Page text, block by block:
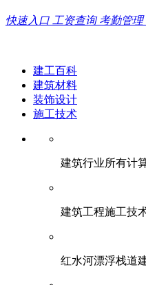
快速入口 工资查询 考勤管理
建工百科
建筑材料
装饰设计
施工技术
建筑行业所有计
建筑工程施工技
红水河漂浮栈道